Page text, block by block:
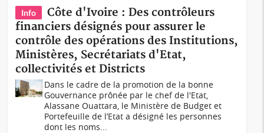
Info
Côte d'Ivoire : Des contrôleurs
financiers désignés pour assurer le
contrôle des opérations des Institutions,
Ministères, Secrétariats d'Etat,
collectivités et Districts
Dans le cadre de la promotion de la bonne
Gouvernance prônée par le chef de l'Etat,
Alassane Ouattara, le Ministère de Budget et
Portefeuille de l’Etat a désigné les personnes
dont les noms...